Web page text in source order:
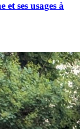
et ses usages à